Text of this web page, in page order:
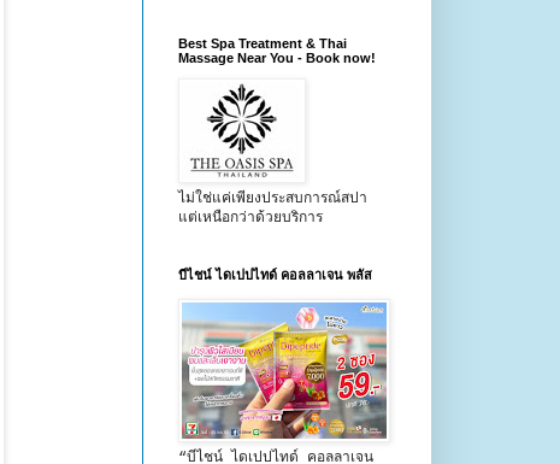
Best Spa Treatment & Thai
Massage Near You - Book now!
ไม่ใช่แค่เพียงประสบการณ์สปา
แต่เหนือกว่าด้วยบริการ
บีไชน์ ไดเปปไทด์ คอลลาเจน พลัส
“บีไชน์ ไดเปปไทด์ คอลลาเจน